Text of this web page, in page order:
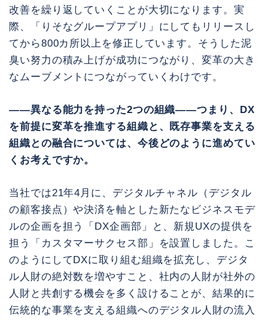
改善を繰り返していくことが大切になります。実
際、「りそなグループアプリ」にしてもリリースし
てから800カ所以上を修正しています。そうした泥
臭い努力の積み上げが成功につながり、変革の大き
なムーブメントにつながっていくわけです。
――異なる能力を持った2つの組織――つまり、DX
を前提に変革を推進する組織と、既存事業を支える
組織との融合については、今後どのように進めてい
くお考えですか。
当社では21年4月に、デジタルチャネル（デジタル
の顧客接点）や決済を軸とした新たなビジネスモデ
ルの企画を担う「DX企画部」と、新規UXの提供を
担う「カスタマーサクセス部」を設置しました。こ
のようにしてDXに取り組む組織を拡充し、デジタ
ル人財の絶対数を増やすこと、社内の人財が社外の
人財と共創する機会を多く設けることが、結果的に
伝統的な事業を支える組織へのデジタル人財の流入